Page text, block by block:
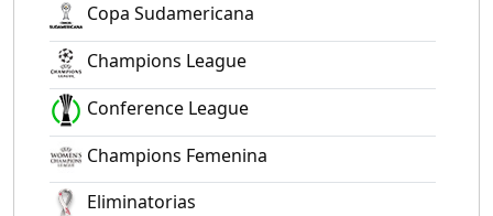
Copa Sudamericana
Champions League
Conference League
Champions Femenina
Eliminatorias